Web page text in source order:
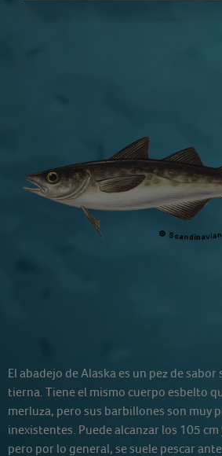
El abadejo de Alaska es un pez de
tierna. Tiene el mismo cuerpo esbelto
merluza, pero sus barbillones son muy
inexistentes. Puede alcanzar los 105
pero por lo general, se suele pescar